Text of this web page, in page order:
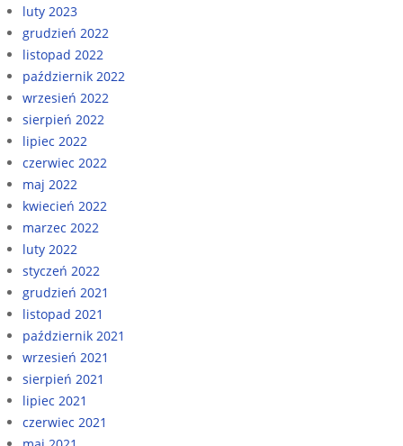
luty 2023
grudzień 2022
listopad 2022
październik 2022
wrzesień 2022
sierpień 2022
lipiec 2022
czerwiec 2022
maj 2022
kwiecień 2022
marzec 2022
luty 2022
styczeń 2022
grudzień 2021
listopad 2021
październik 2021
wrzesień 2021
sierpień 2021
lipiec 2021
czerwiec 2021